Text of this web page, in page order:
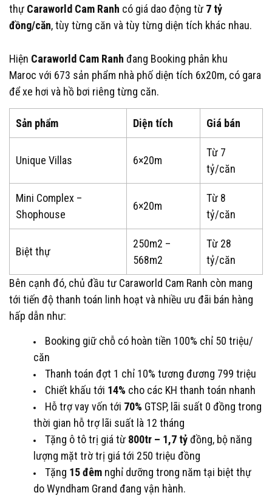
thự Caraworld Cam Ranh có giá dao động từ 7 tỷ
đồng/căn, tùy từng căn và tùy từng diện tích khác nhau.
Hiện Caraworld Cam Ranh đang Booking phân khu
Maroc với 673 sản phẩm nhà phố diện tích 6x20m, có gara
để xe hơi và hồ bơi riêng từng căn.
Sản phẩm Diện tích Giá bán
Unique Villas 6×20m
Từ 7
tỷ/căn
Mini Complex –
Shophouse
6×20m
Từ 8
tỷ/căn
Biệt thự
250m2 –
568m2
Từ 28
tỷ/căn
Bên cạnh đó, chủ đầu tư Caraworld Cam Ranh còn mang
tới tiến độ thanh toán linh hoạt và nhiều ưu đãi bán hàng
hấp dẫn như:
Booking giữ chỗ có hoàn tiền 100% chỉ 50 triệu/
căn
Thanh toán đợt 1 chỉ 10% tương đương 799 triệu
Chiết khấu tới 14% cho các KH thanh toán nhanh
Hỗ trợ vay vốn tới 70% GTSP, lãi suất 0 đồng trong
thời gian hỗ trợ lãi suất là 12 tháng
Tặng ô tô trị giá từ 800tr – 1,7 tỷđồng, bộ năng
lượng mặt trờ trị giá tới 250 triệu đồng
Tặng 15 đêm nghỉ dưỡng trong năm tại biệt thự
do Wyndham Grand đang vận hành.